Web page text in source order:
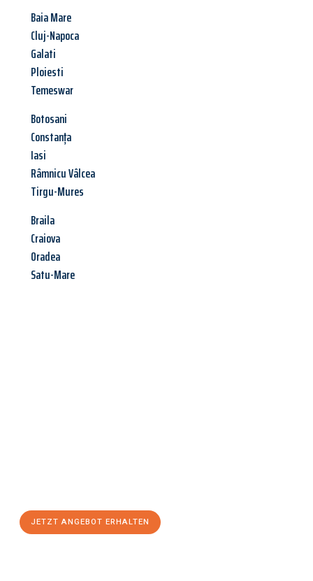
Baia Mare
Cluj-Napoca
Galati
Ploiesti
Temeswar
Botosani
Constanța
Iasi
Râmnicu Vâlcea
Tirgu-Mures
Braila
Craiova
Oradea
Satu-Mare
JETZT ANGEBOT ERHALTEN